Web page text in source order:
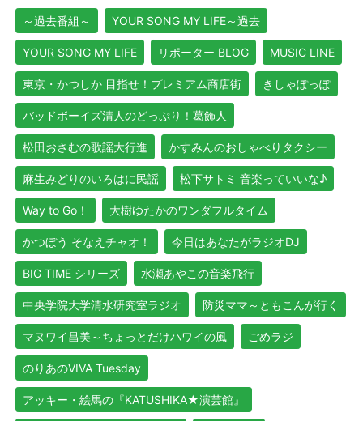
～過去番組～ YOUR SONG MY LIFE～過去
YOUR SONG MY LIFE リポーター BLOG MUSIC LINE
東京・かつしか 目指せ！プレミアム商店街 きしゃぽっぽ
バッドボーイズ清人のどっぷり！葛飾人
松田おさむの歌謡大行進 かすみんのおしゃべりタクシー
麻生みどりのいろはに民謡 松下サトミ 音楽っていいな♪
Way to Go！ 大樹ゆたかのワンダフルタイム
かつぼう そなえチャオ！ 今日はあなたがラジオDJ
BIG TIME シリーズ 水瀬あやこの音楽飛行
中央学院大学清水研究室ラジオ 防災ママ～ともこんが行く
マヌワイ昌美～ちょっとだけハワイの風 ごめラジ
のりあのVIVA Tuesday
アッキー・絵馬の『KATUSHIKA★演芸館』